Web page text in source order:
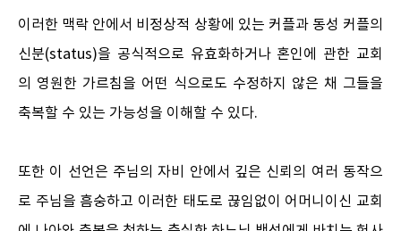
이러한 맥락 안에서 비정상적 상황에 있는 커플과 동성 커플의
신분(status)을 공식적으로 유효화하거나 혼인에 관한 교회
의 영원한 가르침을 어떤 식으로도 수정하지 않은 채 그들을
축복할 수 있는 가능성을 이해할 수 있다.
또한 이 선언은 주님의 자비 안에서 깊은 신뢰의 여러 동작으
로 주님을 흠숭하고 이러한 태도로 끊임없이 어머니이신 교회